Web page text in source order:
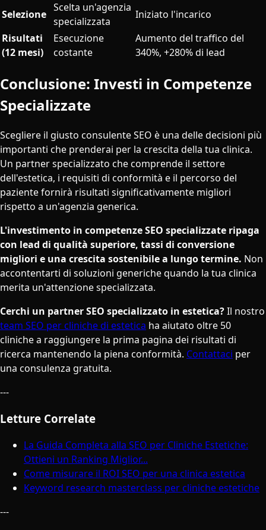
Selezione
Scelta un'agenzia
specializzata
Iniziato l'incarico
Risultati
(12 mesi)
Esecuzione
costante
Aumento del traffico del
340%, +280% di lead
Conclusione: Investi in Competenze
Specializzate
Scegliere il giusto consulente SEO è una delle decisioni più
importanti che prenderai per la crescita della tua clinica.
Un partner specializzato che comprende il settore
dell'estetica, i requisiti di conformità e il percorso del
paziente fornirà risultati significativamente migliori
rispetto a un'agenzia generica.
L'investimento in competenze SEO specializzate ripaga
con lead di qualità superiore, tassi di conversione
migliori e una crescita sostenibile a lungo termine. Non
accontentarti di soluzioni generiche quando la tua clinica
merita un'attenzione specializzata.
Cerchi un partner SEO specializzato in estetica?Il nostro
team SEO per cliniche di estetica ha aiutato oltre 50
cliniche a raggiungere la prima pagina dei risultati di
ricerca mantenendo la piena conformità. Contattaci per
una consulenza gratuita.
---
Letture Correlate
La Guida Completa alla SEO per Cliniche Estetiche:
Ottieni un Ranking Miglior...
Come misurare il ROI SEO per una clinica estetica
Keyword research masterclass per cliniche estetiche
---